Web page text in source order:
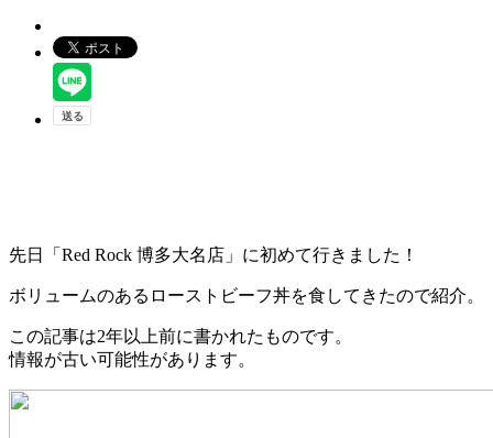
先日「Red Rock 博多大名店」に初めて行きました！
ボリュームのあるローストビーフ丼を食してきたので紹介。
この記事は2年以上前に書かれたものです。
情報が古い可能性があります。